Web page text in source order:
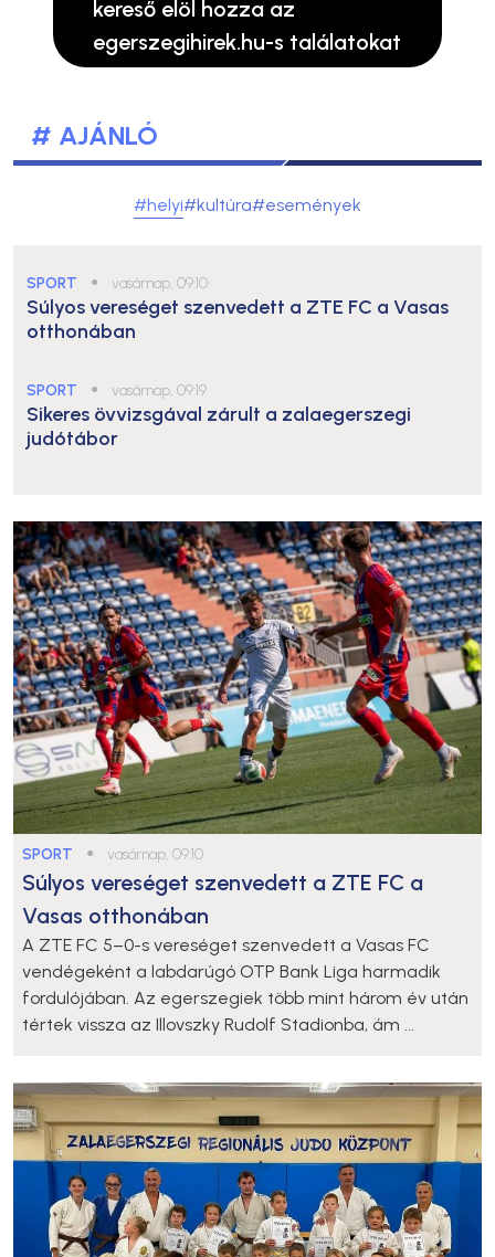
kereső elöl hozza az
egerszegihirek.hu-s találatokat
# AJÁNLÓ
#helyi#kultúra#események
SPORT ● vasárnap, 09:10
Súlyos vereséget szenvedett a ZTE FC a Vasas
otthonában
SPORT ● vasárnap, 09:19
Sikeres övvizsgával zárult a zalaegerszegi
judótábor
SPORT ● vasárnap, 09:10
Súlyos vereséget szenvedett a ZTE FC a
Vasas otthonában
A ZTE FC 5–0-s vereséget szenvedett a Vasas FC
vendégeként a labdarúgó OTP Bank Liga harmadik
fordulójában. Az egerszegiek több mint három év után
tértek vissza az Illovszky Rudolf Stadionba, ám ...